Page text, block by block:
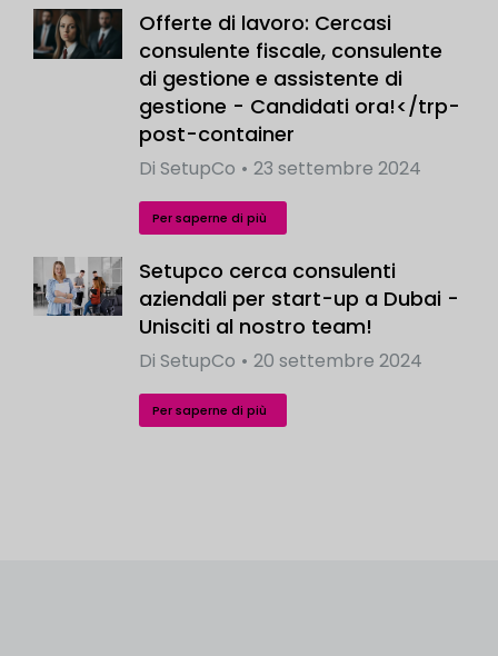
Offerte di lavoro: Cercasi
consulente fiscale, consulente
di gestione e assistente di
gestione - Candidati ora!</trp-
post-container
Di SetupCo 23 settembre 2024
Per saperne di più
Setupco cerca consulenti
aziendali per start-up a Dubai -
Unisciti al nostro team!
Di SetupCo 20 settembre 2024
Per saperne di più